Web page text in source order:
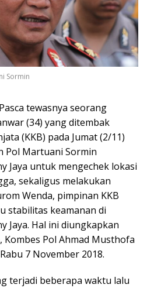
Sormin
tewasnya seorang
(34) yang ditembak
(KKB) pada Jumat (2/11)
Pol Martuani Sormin
Jaya untuk mengechek lokasi
sekaligus melakukan
Wenda, pimpinan KKB
stabilitas keamanan di
Jaya. Hal ini diungkapkan
Kombes Pol Ahmad Musthofa
7 November 2018.
terjadi beberapa waktu lalu